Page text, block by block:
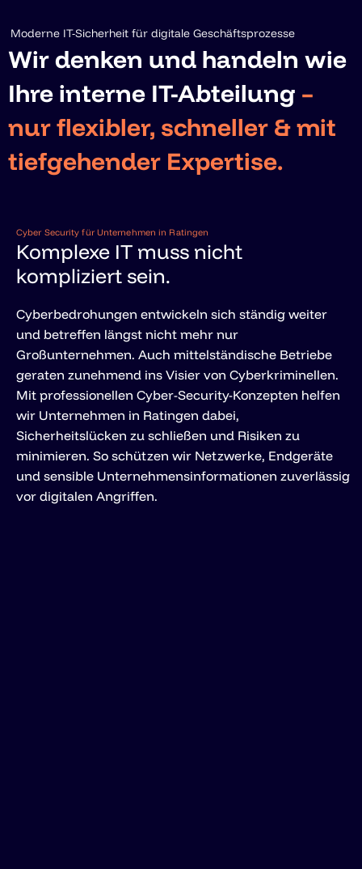
Moderne IT-Sicherheit für digitale Geschäftsprozesse
Wir denken und handeln wie
Ihre interne IT-Abteilung –
nur flexibler, schneller & mit
tiefgehender Expertise.
Cyber Security für Unternehmen in Ratingen
Komplexe IT muss nicht
kompliziert sein.
Cyberbedrohungen entwickeln sich ständig weiter
und betreffen längst nicht mehr nur
Großunternehmen. Auch mittelständische Betriebe
geraten zunehmend ins Visier von Cyberkriminellen.
Mit professionellen Cyber-Security-Konzepten helfen
wir Unternehmen in Ratingen dabei,
Sicherheitslücken zu schließen und Risiken zu
minimieren. So schützen wir Netzwerke, Endgeräte
und sensible Unternehmensinformationen zuverlässig
vor digitalen Angriffen.